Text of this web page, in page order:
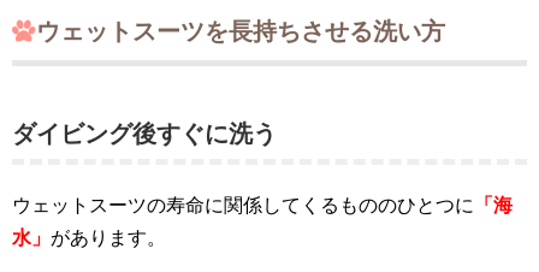
ウェットスーツを長持ちさせる洗い方
ダイビング後すぐに洗う
ウェットスーツの寿命に関係してくるもののひとつに
「海
水」 があります。